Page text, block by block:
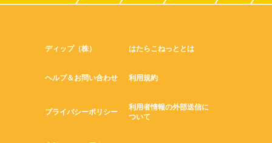
ディップ（株） はたらこねっととは
ヘルプ＆お問い合わせ 利用規約
プライバシーポリシー
利用者情報の外部送信に
ついて